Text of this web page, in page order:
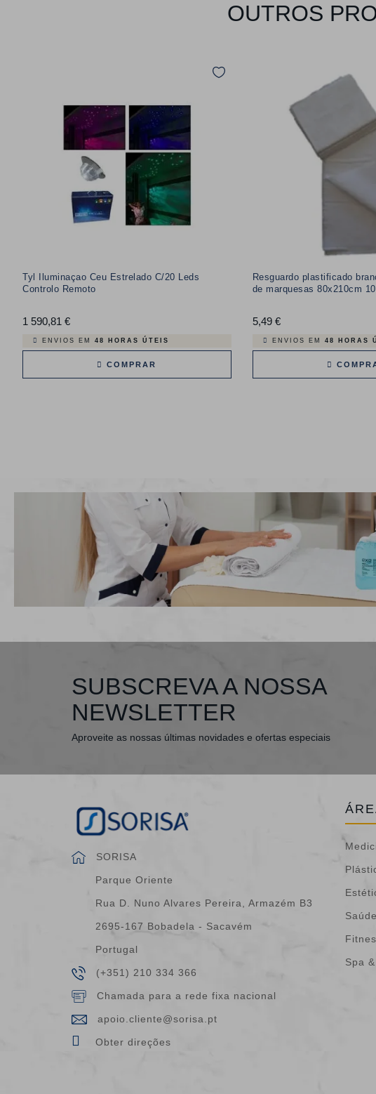
OUTROS
Tyl Iluminaçao Ceu Estrelado C/20 Leds
Controlo Remoto
1 590,81 €Preço
ENVIOS EM 48 HORAS ÚTEIS
COMPRAR
Resguardo plastificado
de marquesas 80x210cm
5,49 €Preço
ENVIOS EM 48 HORAS
SUBSCREVA A NOSSA
NEWSLETTER
Aproveite as nossas últimas novidades e ofertas especiais
SORISA
Parque Oriente
Rua D. Nuno Alvares Pereira, Armazém B3
2695-167 Bobadela - Sacavém
Portugal
(+351) 210 334 366
Chamada para a rede fixa nacional
apoio.cliente@sorisa.pt
Obter direções
Saúde
Spa